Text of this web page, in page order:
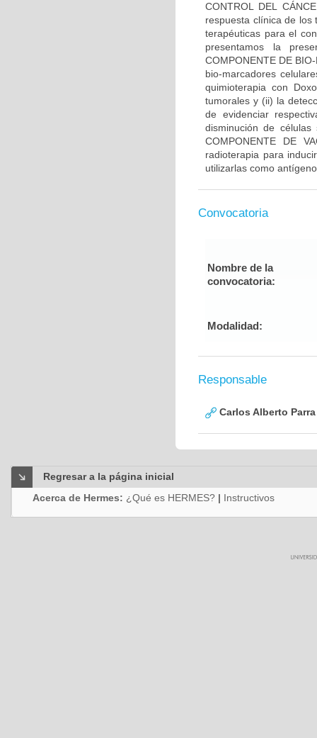
CONTROL DEL
respuesta clínica de los
terapéuticas para el
presentamos la
COMPONENTE DE
bio-marcadores
quimioterapia con
tumorales y (ii) la
de evidenciar
disminución de
COMPONENTE DE
radioterapia para
utilizarlas como
Convocatoria
Nombre de la
convocatoria:
Modalidad:
Responsable
Carlos Alberto
Regresar a la página inicial
Acerca de Hermes: ¿Qué es HERMES? | Instructivos